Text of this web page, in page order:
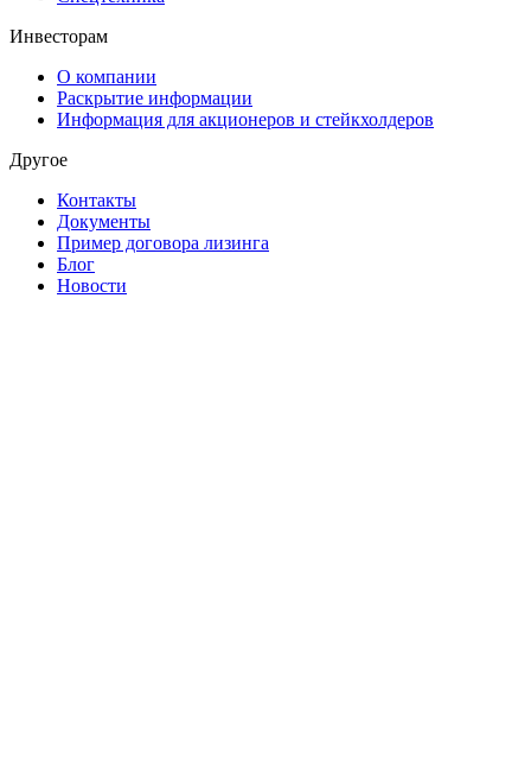
Инвесторам
О компании
Раскрытие информации
Информация для акционеров и стейкхолдеров
Другое
Контакты
Документы
Пример договора лизинга
Блог
Новости